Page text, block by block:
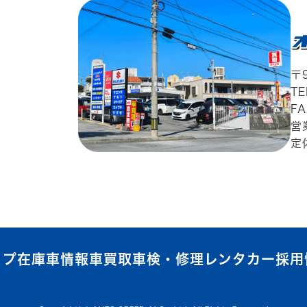
営
定
在庫車情報車買取車検・修理 レンタカー採